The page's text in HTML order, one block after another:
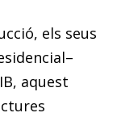
els seus
aquest